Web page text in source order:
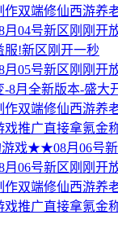
作双端修仙西游养
04号新区刚刚
服!新区刚开一秒
05号新区刚刚
月全新版本-盛
作双端修仙西游养
戏推广直接拿氪金
戏★★08月06号
06号新区刚刚
作双端修仙西游养
戏推广直接拿氪金